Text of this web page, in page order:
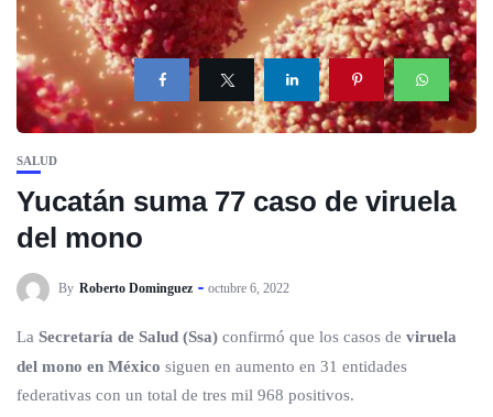
SALUD
Yucatán suma 77 caso de viruela
del mono
By Roberto Dominguez octubre 6, 2022
La Secretaría de Salud (Ssa) confirmó que los casos de viruela
del mono en México siguen en aumento en 31 entidades
federativas con un total de tres mil 968 positivos.